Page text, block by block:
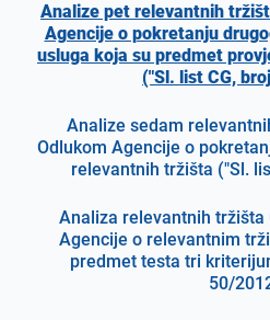
Analize pet relevantnih
Agencije o pokretanju
usluga koja su predmet
("Sl. list CG,
Analize sedam
Odlukom Agencije o
relevantnih tržišta ("Sl.
Analiza relevantnih tržišta
Agencije o relevantnim
predmet testa tri
50/